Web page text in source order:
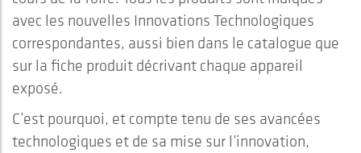
avec les nouvelles Innovations Technologiques
correspondantes, aussi bien dans le catalogue que
sur la fiche produit décrivant chaque appareil
exposé.
C’est pourquoi, et compte tenu de ses avancées
technologiques et de sa mise sur l’innovation,